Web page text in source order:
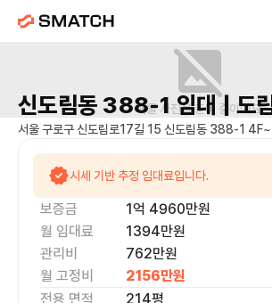
매물 사진을 준비 중이에요.
신도림동 388-1임대 | 도
서울 구로구 신도림로17길 15 신도림동 388-1
시세 기반 추정 임대료입니다.
보증금 1억 4960만원
월 임대료
1394만원
관리비
762만원
월 고정비
2156만원
전용 면적
214평